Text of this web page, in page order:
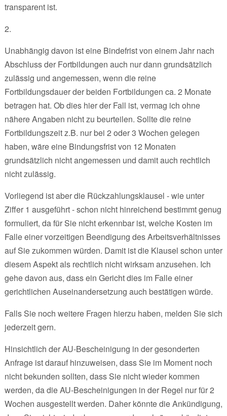
transparent ist.
2.
Unabhängig davon ist eine Bindefrist von einem Jahr nach
Abschluss der Fortbildungen auch nur dann grundsätzlich
zulässig und angemessen, wenn die reine
Fortbildungsdauer der beiden Fortbildungen ca. 2 Monate
betragen hat. Ob dies hier der Fall ist, vermag ich ohne
nähere Angaben nicht zu beurteilen. Sollte die reine
Fortbildungszeit z.B. nur bei 2 oder 3 Wochen gelegen
haben, wäre eine Bindungsfrist von 12 Monaten
grundsätzlich nicht angemessen und damit auch rechtlich
nicht zulässig.
Vorliegend ist aber die Rückzahlungsklausel - wie unter
Ziffer 1 ausgeführt - schon nicht hinreichend bestimmt genug
formuliert, da für Sie nicht erkennbar ist, welche Kosten im
Falle einer vorzeitigen Beendigung des Arbeitsverhältnisses
auf Sie zukommen würden. Damit ist die Klausel schon unter
diesem Aspekt als rechtlich nicht wirksam anzusehen. Ich
gehe davon aus, dass ein Gericht dies im Falle einer
gerichtlichen Auseinandersetzung auch bestätigen würde.
Falls Sie noch weitere Fragen hierzu haben, melden Sie sich
jederzeit gern.
Hinsichtlich der AU-Bescheinigung in der gesonderten
Anfrage ist darauf hinzuweisen, dass Sie im Moment noch
nicht bekunden sollten, dass Sie nicht wieder kommen
werden, da die AU-Bescheinigungen in der Regel nur für 2
Wochen ausgestellt werden. Daher könnte die Ankündigung,